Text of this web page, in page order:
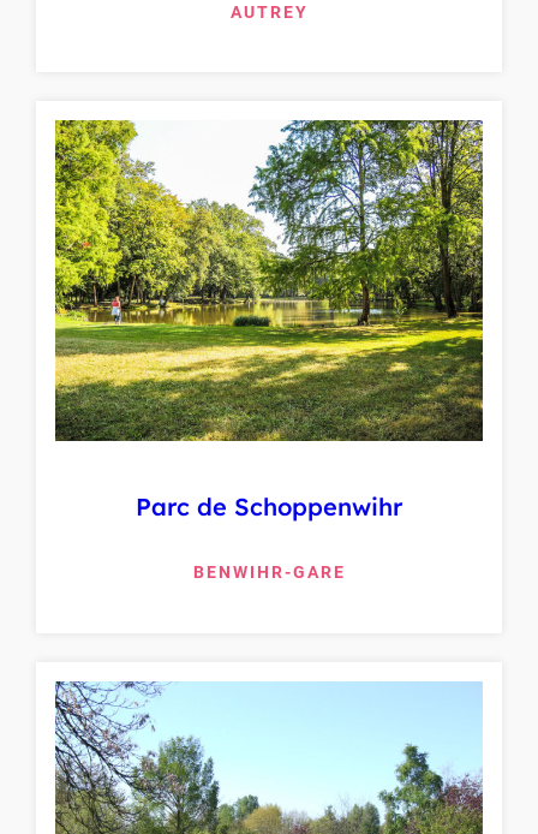
AUTREY
Parc de Schoppenwihr
BENWIHR-GARE